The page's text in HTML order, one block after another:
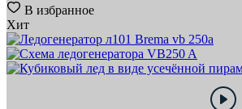
В избранное
Хит